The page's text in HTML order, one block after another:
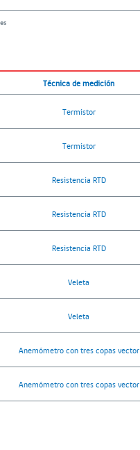
Técnica de medición
Termistor
Termistor
Resistencia RTD
Resistencia RTD
Resistencia RTD
Veleta
Veleta
Anemómetro con tres copas vector
Anemómetro con tres copas vector